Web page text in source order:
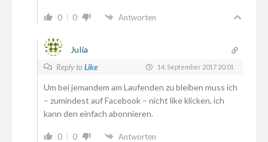
0 0 Antworten
Julia
Reply to Like 14. September 2017 20:01
Um bei jemandem am Laufenden zu bleiben muss ich
– zumindest auf Facebook – nicht like klicken, ich
kann den einfach abonnieren.
0 0 Antworten